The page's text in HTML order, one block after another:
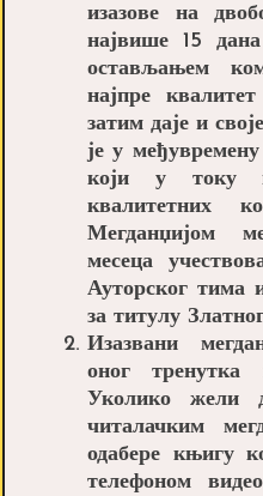
изазове на
највише 15
остављањем
најпре
затим даје и
је у
који у току
квалитетних
Мегданџијом
месеца
Ауторског тима
за титулу
Изазвани
оног тренутка
Уколико
читалачким
одабере књигу
телефоном